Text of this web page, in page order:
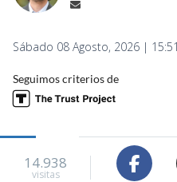
Sábado 08 Agosto, 2026 | 15:51
Seguimos criterios de
14.938
visitas